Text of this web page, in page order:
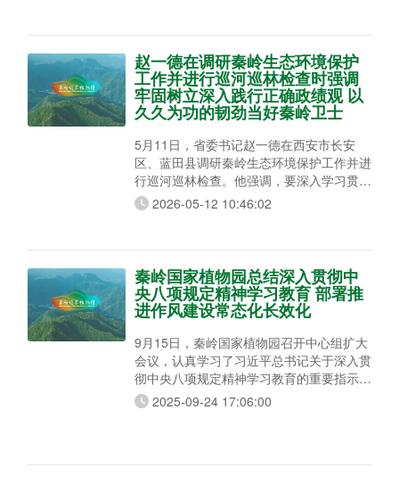
键地区，也是全球36个生物多样性热点地
区之一。”省生态环境厅自然生态保护处处
长高雪玲
赵一德在调研秦岭生态环境保护
工作并进行巡河巡林检查时强调
牢固树立深入践行正确政绩观 以
久久为功的韧劲当好秦岭卫士
5月11日，省委书记赵一德在西安市长安
区、蓝田县调研秦岭生态环境保护工作并进
行巡河巡林检查。他强调，要深入学习贯彻
习近平生态文明思想和习近平总书记历次来
陕考察重要讲话重要指示，始终心怀“国之
以久久为功的韧劲当好秦岭卫士，切实守护
好我国中央水塔和中华民族祖脉。 长安区
南五台国有生态林场康峪沟管护站管护面积
1699亩，域内生物多样性丰富。赵一德来
到这里，同
2026-05-12 10:46:02
秦岭国家植物园总结深入贯彻中
央八项规定精神学习教育 部署推
进作风建设常态化长效化
9月15日，秦岭国家植物园召开中心组扩大
会议，认真学习了习近平总书记关于深入贯
彻中央八项规定精神学习教育的重要指示精
神、中央党的建设工作领导小组会议精神以
及9月8日省委常委会会议暨党的建设工作
署下一步重点工作。姚晓军园长主持并讲
2025-09-24 17:06:00